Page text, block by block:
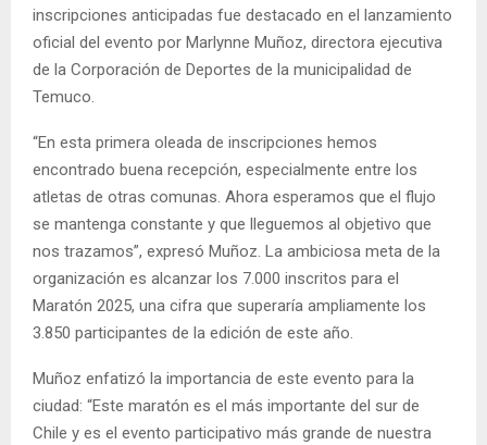
inscripciones anticipadas fue destacado en el lanzamiento
oficial del evento por Marlynne Muñoz, directora ejecutiva
de la Corporación de Deportes de la municipalidad de
Temuco.
“En esta primera oleada de inscripciones hemos
encontrado buena recepción, especialmente entre los
atletas de otras comunas. Ahora esperamos que el flujo
se mantenga constante y que lleguemos al objetivo que
nos trazamos”, expresó Muñoz. La ambiciosa meta de la
organización es alcanzar los 7.000 inscritos para el
Maratón 2025, una cifra que superaría ampliamente los
3.850 participantes de la edición de este año.
Muñoz enfatizó la importancia de este evento para la
ciudad: “Este maratón es el más importante del sur de
Chile y es el evento participativo más grande de nuestra